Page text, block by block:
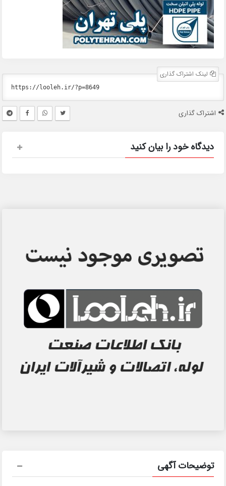
لینک اشتراک گذاری
اشتراک گذاری
دیدگاه خود را بیان کنید
توضیحات آگهی